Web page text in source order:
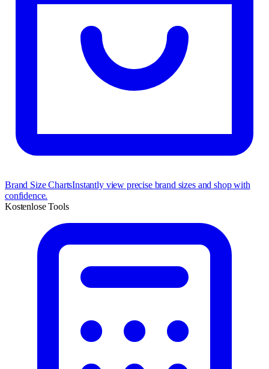
Brand Size ChartsInstantly view precise brand sizes and shop with
confidence.
Kostenlose Tools